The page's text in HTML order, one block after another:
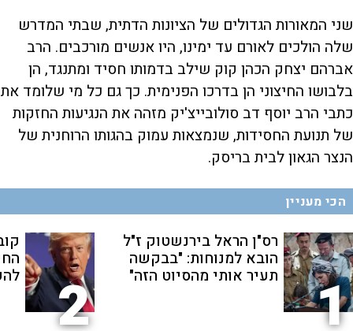
שני המאורות הגדולים של הציונות הדתית, שבתי המדרש
שלה הולכים לאורם עד ימינו, היו אנשים מורכבים. הרב
אברהם יצחק הכהן קוק שילב בדמותו חסיד ומתנגד, הן
בלבושו החיצוני הן בדרכו הפנימית. כך גם כל מי שלומד את
כתבי הרב יוסף דב סולובייצ'יק מזהה את הנגיעות החזקות
של תנועת החסידות, שנמצאות עמוק בהגותו הרוחנית של
הנצר הגאון לבית בריסק.
הכי מעניין
1
רס"ן הראל בירנשטוק ז"ל
הובא למנוחות: "בבקשה
תעיר אותי מהסיוט הזה" 2